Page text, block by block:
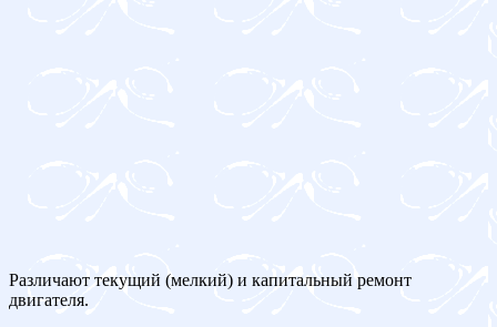
Различают текущий (мелкий) и капитальный ремонт
двигателя.